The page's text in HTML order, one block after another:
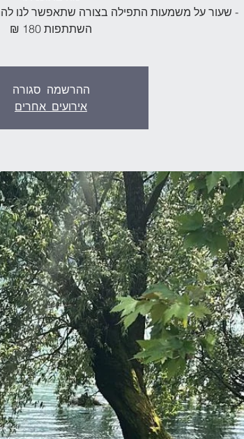
השתתפות 180 ₪
ההרשמה סגורה
אירועים אחרים